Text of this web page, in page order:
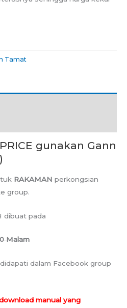
Tamat
gunakan Gann
RAKAMAN perkongsian
group.
dibuat pada
Malam
dalam Facebook group
manual yang